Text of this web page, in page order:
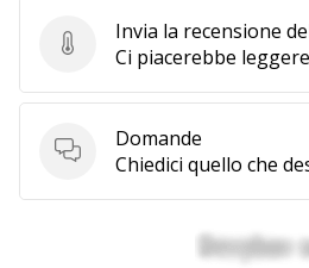
online?
che
profitto.
Unisciti
al…
Invia la recensione del
Invia la recensione
Ci piacerebbe
Domande
Domande
Chiedici quello che